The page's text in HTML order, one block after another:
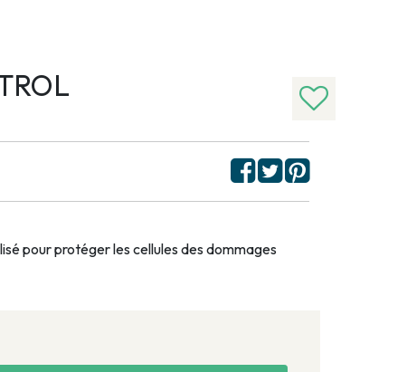
pour protéger les cellules des dommages